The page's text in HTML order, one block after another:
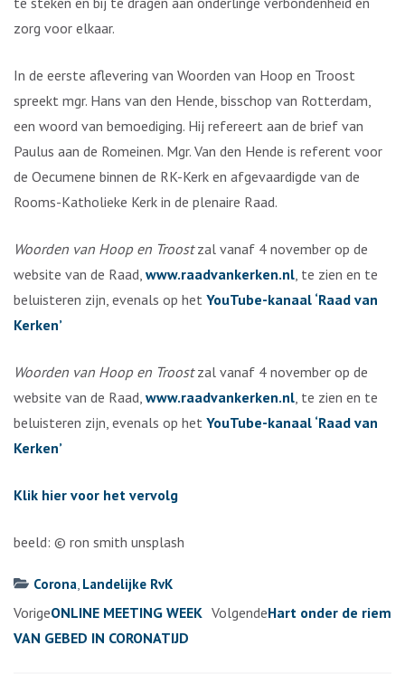
zorg voor elkaar.
In de eerste aflevering van Woorden van Hoop en Troost
spreekt mgr. Hans van den Hende, bisschop van Rotterdam,
een woord van bemoediging. Hij refereert aan de brief van
Paulus aan de Romeinen. Mgr. Van den Hende is referent voor
de Oecumene binnen de RK-Kerk en afgevaardigde van de
Rooms-Katholieke Kerk in de plenaire Raad.
Woorden van Hoop en Troostzal vanaf 4 november op de
website van de Raad, www.raadvankerken.nl , te zien en te
beluisteren zijn, evenals op het YouTube-kanaal ‘Raad van
Kerken’
Woorden van Hoop en Troostzal vanaf 4 november op de
website van de Raad, www.raadvankerken.nl , te zien en te
beluisteren zijn, evenals op het YouTube-kanaal ‘Raad van
Kerken’
Klik hier voor het vervolg
beeld: © ron smith unsplash
Corona Landelijke RvK
Berichtennavigatie
VorigeONLINE MEETING WEEK
VAN GEBED IN CORONATIJD
VolgendeHart onder de riem